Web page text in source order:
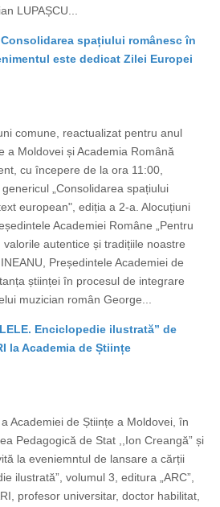
LUPAȘCU...
spațiului românesc în
este dedicat Zilei Europei
comune, reactualizat pentru anul
a Moldovei și Academia Română
cu începere de la ora 11:00,
„Consolidarea spațiului
european", ediția a 2-a. Alocuțiuni
Academiei Române „Pentru
autentice și tradițiile noastre
Președintele Academiei de
științei în procesul de integrare
muzician român George...
Enciclopedie ilustrată” de
la Academia de Științe
Academiei de Științe a Moldovei, în
Pedagogică de Stat ,,Ion Creangă” și
la eveniemntul de lansare a cărții
ilustrată”, volumul 3, editura „ARC”,
profesor universitar, doctor habilitat,